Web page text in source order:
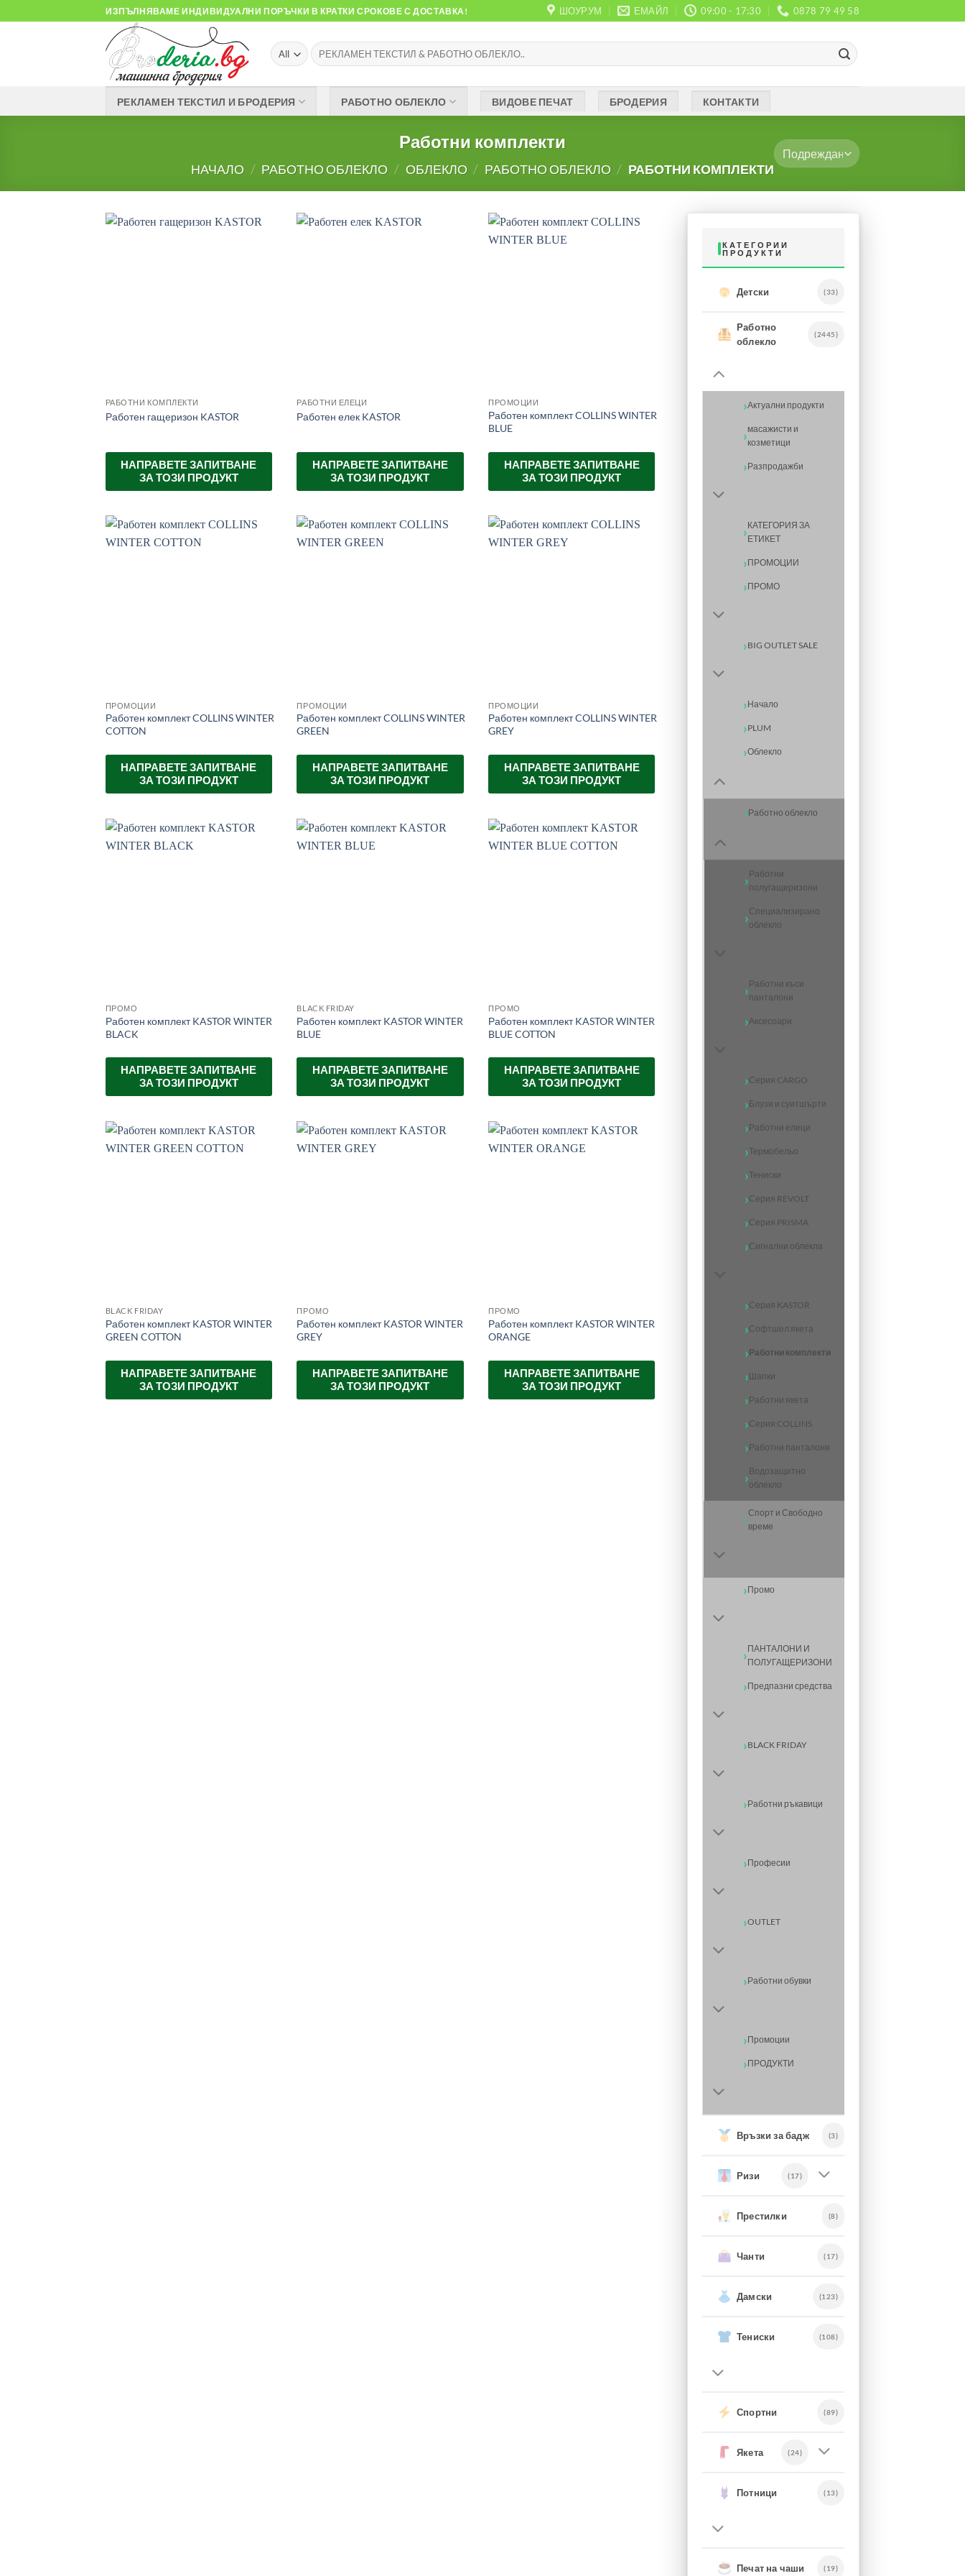
to
ИЗПЪЛНЯВАМЕ ИНДИВИДУАЛНИ ПОРЪЧКИ В КРАТКИ СРОКОВЕ С ДОСТАВКА! ШОУРУМ ЕМАЙЛ 09:00 - 17:30 0878 79 49 58
Търсене
за:
РЕКЛАМЕН ТЕКСТИЛ И БРОДЕРИЯ РАБОТНО ОБЛЕКЛО ВИДОВЕ ПЕЧАТ БРОДЕРИЯ КОНТАКТИ
Работни комплекти
НАЧАЛО / РАБОТНО ОБЛЕКЛО / ОБЛЕКЛО / РАБОТНО ОБЛЕКЛО / РАБОТНИ КОМПЛЕКТИ
РАБОТНИ КОМПЛЕКТИ
Работен гащеризон KASTOR
НАПРАВЕТЕ ЗАПИТВАНЕ
ЗА ТОЗИ ПРОДУКТ
РАБОТНИ ЕЛЕЦИ
Работен елек KASTOR
НАПРАВЕТЕ ЗАПИТВАНЕ
ЗА ТОЗИ ПРОДУКТ
ПРОМОЦИИ
Работен комплект COLLINS WINTER
BLUE
НАПРАВЕТЕ ЗАПИТВАНЕ
ЗА ТОЗИ ПРОДУКТ
ПРОМОЦИИ
Работен комплект COLLINS WINTER
COTTON
НАПРАВЕТЕ ЗАПИТВАНЕ
ЗА ТОЗИ ПРОДУКТ
ПРОМОЦИИ
Работен комплект COLLINS WINTER
GREEN
НАПРАВЕТЕ ЗАПИТВАНЕ
ЗА ТОЗИ ПРОДУКТ
ПРОМОЦИИ
Работен комплект COLLINS WINTER
GREY
НАПРАВЕТЕ ЗАПИТВАНЕ
ЗА ТОЗИ ПРОДУКТ
ПРОМО
Работен комплект KASTOR WINTER
BLACK
НАПРАВЕТЕ ЗАПИТВАНЕ
ЗА ТОЗИ ПРОДУКТ
BLACK FRIDAY
Работен комплект KASTOR WINTER
BLUE
НАПРАВЕТЕ ЗАПИТВАНЕ
ЗА ТОЗИ ПРОДУКТ
ПРОМО
Работен комплект KASTOR WINTER
BLUE COTTON
НАПРАВЕТЕ ЗАПИТВАНЕ
ЗА ТОЗИ ПРОДУКТ
BLACK FRIDAY
Работен комплект KASTOR WINTER
GREEN COTTON
НАПРАВЕТЕ ЗАПИТВАНЕ
ЗА ТОЗИ ПРОДУКТ
ПРОМО
Работен комплект KASTOR WINTER
GREY
НАПРАВЕТЕ ЗАПИТВАНЕ
ЗА ТОЗИ ПРОДУКТ
ПРОМО
Работен комплект KASTOR WINTER
ORANGE
НАПРАВЕТЕ ЗАПИТВАНЕ
ЗА ТОЗИ ПРОДУКТ
КАТЕГОРИИ
ПРОДУКТИ
Детски (33)
Работно
облекло
(2445)
Актуални продукти
масажисти и
козметици
Разпродажби
КАТЕГОРИЯ ЗА
ЕТИКЕТ
ПРОМОЦИИ
ПРОМО
BIG OUTLET SALE
Начало
PLUM
Облекло
Работно облекло
Работни
полугащеризони
Специализирано
облекло
Работни къси
панталони
Аксесоари
Серия CARGO
Блузи и суитшърти
Работни елеци
Термобельо
Тениски
Серия REVOLT
Серия PRISMA
Сигнални облекла
Серия KASTOR
Софтшел якета
Работни комплекти
Шапки
Работни якета
Серия COLLINS
Работни панталони
Водозащитно
облекло
Спорт и Свободно
време
Промо
ПАНТАЛОНИ И
ПОЛУГАЩЕРИЗОНИ
Предпазни средства
BLACK FRIDAY
Работни ръкавици
Професии
OUTLET
Работни обувки
Промоции
ПРОДУКТИ
Връзки за бадж (3)
Ризи (17)
Престилки (8)
Чанти (17)
Дамски (123)
Тениски (108)
Спортни (89)
Якета (24)
Потници (13)
Печат на чаши (19)